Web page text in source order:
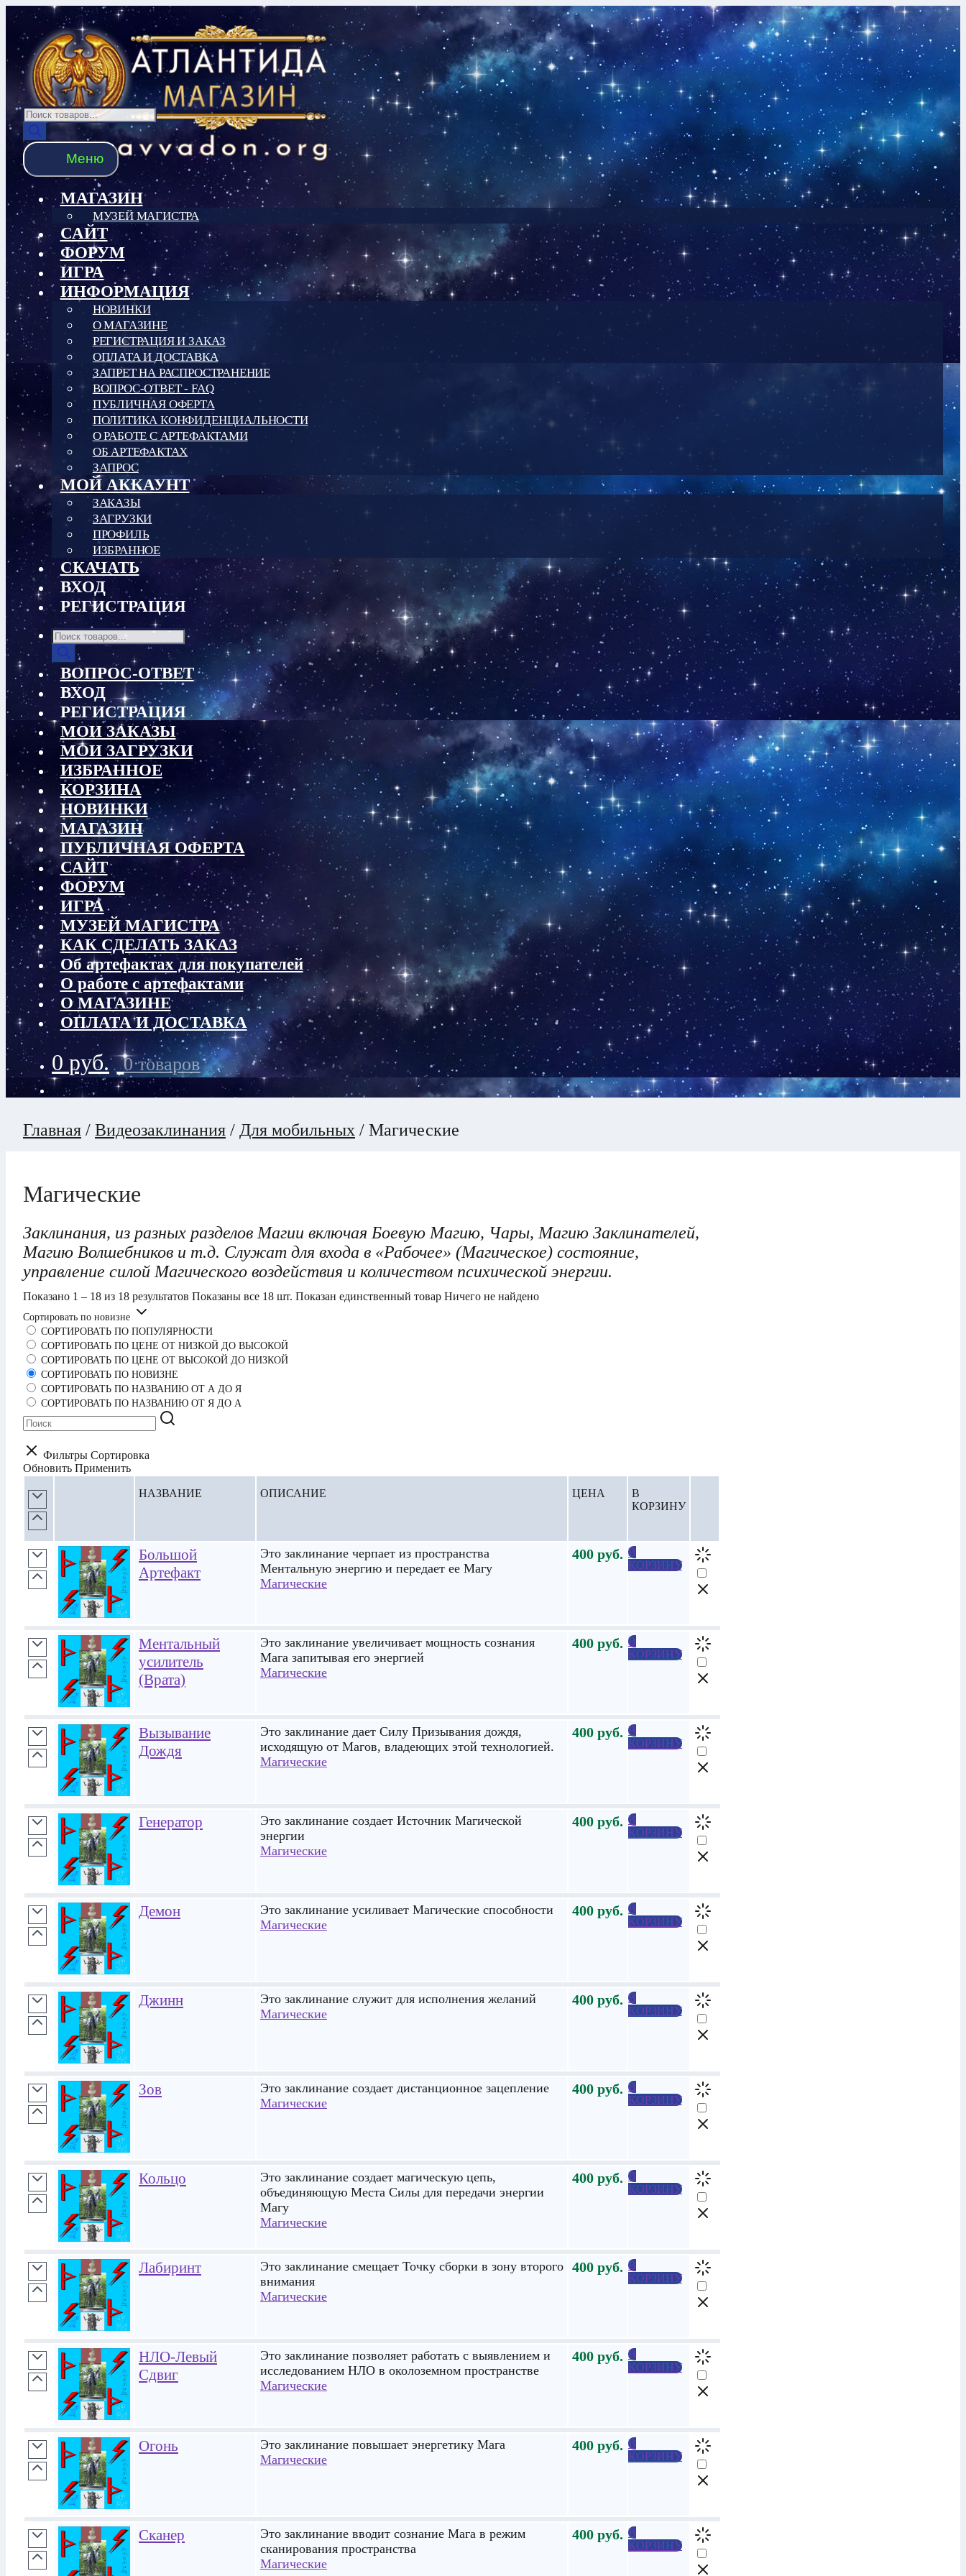
Перейти
к
навигации
Перейти
к
содержимому
Поиск
товаров
Меню
МАГАЗИН
МУЗЕЙ МАГИСТРА
САЙТ
ФОРУМ
ИГРА
ИНФОРМАЦИЯ
НОВИНКИ
О МАГАЗИНЕ
РЕГИСТРАЦИЯ И ЗАКАЗ
ОПЛАТА И ДОСТАВКА
ЗАПРЕТ НА РАСПРОСТРАНЕНИЕ
ВОПРОС-ОТВЕТ - FAQ
ПУБЛИЧНАЯ ОФЕРТА
ПОЛИТИКА КОНФИДЕНЦИАЛЬНОСТИ
О РАБОТЕ С АРТЕФАКТАМИ
ОБ АРТЕФАКТАХ
ЗАПРОС
МОЙ АККАУНТ
ЗАКАЗЫ
ЗАГРУЗКИ
ПРОФИЛЬ
ИЗБРАННОЕ
СКАЧАТЬ
ВХОД
РЕГИСТРАЦИЯ
Поиск
товаров
ВОПРОС-ОТВЕТ
ВХОД
РЕГИСТРАЦИЯ
МОИ ЗАКАЗЫ
МОИ ЗАГРУЗКИ
ИЗБРАННОЕ
КОРЗИНА
НОВИНКИ
МАГАЗИН
ПУБЛИЧНАЯ ОФЕРТА
САЙТ
ФОРУМ
ИГРА
МУЗЕЙ МАГИСТРА
КАК СДЕЛАТЬ ЗАКАЗ
Об артефактах для покупателей
О работе с артефактами
О МАГАЗИНЕ
ОПЛАТА И ДОСТАВКА
0 руб. 0 товаров
Главная / Видеозаклинания / Для мобильных / Магические
Магические
Заклинания, из разных разделов Магии включая Боевую Магию, Чары, Магию Заклинателей,
Магию Волшебников и т.д. Служат для входа в «Рабочее» (Магическое) состояние,
управление силой Магического воздействия и количеством психической энергии.
Показано 1 – 18 из 18 результатов Показаны все 18 шт. Показан единственный товар Ничего не найдено
Сортировать по новизне
СОРТИРОВАТЬ ПО ПОПУЛЯРНОСТИ
СОРТИРОВАТЬ ПО ЦЕНЕ ОТ НИЗКОЙ ДО ВЫСОКОЙ
СОРТИРОВАТЬ ПО ЦЕНЕ ОТ ВЫСОКОЙ ДО НИЗКОЙ
СОРТИРОВАТЬ ПО НОВИЗНЕ
СОРТИРОВАТЬ ПО НАЗВАНИЮ ОТ А ДО Я
СОРТИРОВАТЬ ПО НАЗВАНИЮ ОТ Я ДО А
Фильтры Сортировка
Обновить Применить
НАЗВАНИЕ ОПИСАНИЕ ЦЕНА
В
КОРЗИНУ
Большой
Артефакт
Это заклинание черпает из пространства
Ментальную энергию и передает ее Магу
Магические
400 руб. В
КОРЗИНУ
Ментальный
усилитель
(Врата)
Это заклинание увеличивает мощность сознания
Мага запитывая его энергией
Магические
400 руб. В
КОРЗИНУ
Вызывание
Дождя
Это заклинание дает Силу Призывания дождя,
исходящую от Магов, владеющих этой технологией.
Магические
400 руб. В
КОРЗИНУ
Генератор
Это заклинание создает Источник Магической
энергии
Магические
400 руб. В
КОРЗИНУ
Демон
Это заклинание усиливает Магические способности
Магические
400 руб. В
КОРЗИНУ
Джинн
Это заклинание служит для исполнения желаний
Магические
400 руб. В
КОРЗИНУ
Зов
Это заклинание создает дистанционное зацепление
Магические
400 руб. В
КОРЗИНУ
Кольцо
Это заклинание создает магическую цепь,
объединяющую Места Силы для передачи энергии
Магу
Магические
400 руб. В
КОРЗИНУ
Лабиринт
Это заклинание смещает Точку сборки в зону второго
внимания
Магические
400 руб. В
КОРЗИНУ
НЛО-Левый
Сдвиг
Это заклинание позволяет работать с выявлением и
исследованием НЛО в околоземном пространстве
Магические
400 руб. В
КОРЗИНУ
Огонь
Это заклинание повышает энергетику Мага
Магические
400 руб. В
КОРЗИНУ
Сканер
Это заклинание вводит сознание Мага в режим
сканирования пространства
Магические
400 руб. В
КОРЗИНУ